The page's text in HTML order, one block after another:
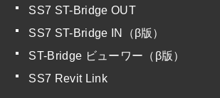
SS7 ST-Bridge OUT
SS7 ST-Bridge IN（β版）
ST-Bridge ビューワー（β版）
SS7 Revit Link